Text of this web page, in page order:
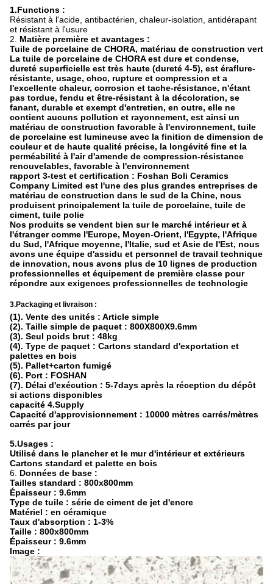
1.Functions :
Résistant à l'acide, antibactérien, chaleur-isolation, antidérapant
et résistant à l'usure
2. Matière première et avantages :
Tuile de porcelaine de CHORA, matériau de construction vert
La tuile de porcelaine de CHORA est dure et condense,
dureté superficielle est très haute (dureté 4-5), est éraflure-
résistante, usage, choc, rupture et compression et a
l'excellente chaleur, corrosion et tache-résistance, n'étant
pas tordue, fendu et être-résistant à la décoloration, se
fanant, durable et exempt d'entretien, en outre, elle ne
contient aucuns pollution et rayonnement, est ainsi un
matériau de construction favorable à l'environnement, tuile
de porcelaine est lumineuse avec la finition de dimension de
couleur et de haute qualité précise, la longévité fine et la
perméabilité à l'air d'amende de compression-résistance
renouvelables, favorable à l'environnement
rapport 3-test et certification : Foshan Boli Ceramics
Company Limited est l'une des plus grandes entreprises de
matériau de construction dans le sud de la Chine, nous
produisent principalement la tuile de porcelaine, tuile de
ciment, tuile polie
Nos produits se vendent bien sur le marché intérieur et à
l'étranger comme l'Europe, Moyen-Orient, l'Egypte, l'Afrique
du Sud, l'Afrique moyenne, l'Italie, sud et Asie de l'Est, nous
avons une équipe d'assidu et personnel de travail technique
de innovation, nous avons plus de 10 lignes de production
professionnelles et équipement de première classe pour
répondre aux exigences professionnelles de technologie
3.Packaging et livraison :
(1). Vente des unités : Article simple
(2). Taille simple de paquet : 800X800X9.6mm
(3). Seul poids brut : 48kg
(4). Type de paquet : Cartons standard d'exportation et
palettes en bois
(5). Pallet+carton fumigé
(6). Port : FOSHAN
(7). Délai d'exécution : 5-7days après la réception du dépôt
si actions disponibles
capacité 4.Supply
Capacité d'approvisionnement : 10000 mètres carrés/mètres
carrés par jour
5.Usages :
Utilisé dans le plancher et le mur d'intérieur et extérieurs
Cartons standard et palette en bois
6. Données de base :
Tailles standard : 800x800mm
Épaisseur : 9.6mm
Type de tuile : série de ciment de jet d'encre
Matériel : en céramique
Taux d'absorption : 1-3%
Taille : 800x800mm
Épaisseur : 9.6mm
Image :